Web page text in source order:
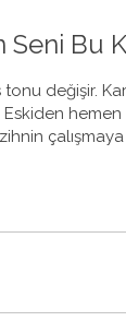
Bu
değişir.
Eskiden
Belki de